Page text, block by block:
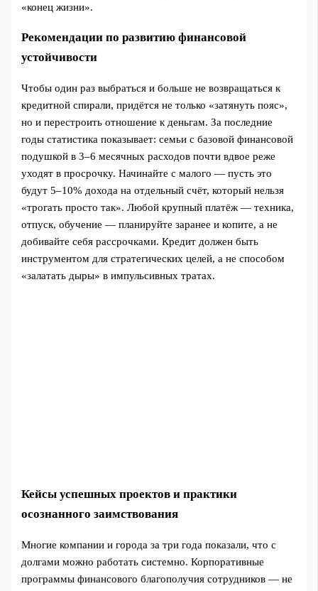
«конец жизни».
Рекомендации по развитию финансовой
устойчивости
Чтобы один раз выбраться и больше не возвращаться к
кредитной спирали, придётся не только «затянуть пояс»,
но и перестроить отношение к деньгам. За последние
годы статистика показывает: семьи с базовой финансовой
подушкой в 3–6 месячных расходов почти вдвое реже
уходят в просрочку. Начинайте с малого — пусть это
будут 5–10% дохода на отдельный счёт, который нельзя
«трогать просто так». Любой крупный платёж — техника,
отпуск, обучение — планируйте заранее и копите, а не
добивайте себя рассрочками. Кредит должен быть
инструментом для стратегических целей, а не способом
«залатать дыры» в импульсивных тратах.
Кейсы успешных проектов и практики
осознанного заимствования
Многие компании и города за три года показали, что с
долгами можно работать системно. Корпоративные
программы финансового благополучия сотрудников — не